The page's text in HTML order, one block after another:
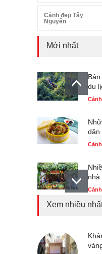
Cảnh đẹp Tây
Nguyên
Mới nhất
du
dân
nhà
thực
Xem nhiều